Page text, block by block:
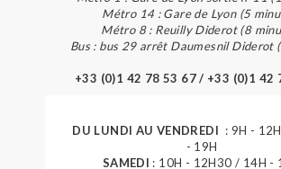
Métro 14 : Gare de Lyon (5
Métro 8 : Reuilly Diderot (8
Bus : bus 29 arrêt Daumesnil Diderot
+33 (0)1 42 78 53 67 / +33 (0)1 42
DU LUNDI AU VENDREDI : 9H -
- 19H
SAMEDI : 10H - 12H30 / 14H -